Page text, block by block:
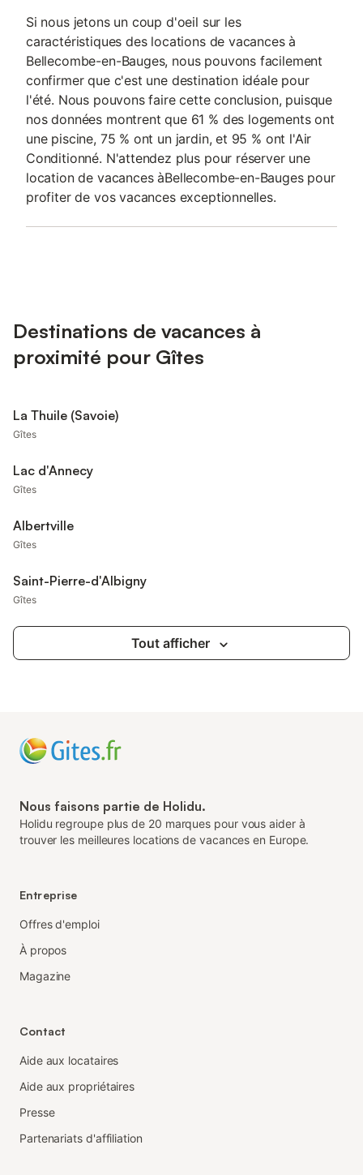
Si nous jetons un coup d'oeil sur les
caractéristiques des locations de vacances à
Bellecombe-en-Bauges, nous pouvons facilement
confirmer que c'est une destination idéale pour
l'été. Nous pouvons faire cette conclusion, puisque
nos données montrent que 61 % des logements ont
une piscine, 75 % ont un jardin, et 95 % ont l'Air
Conditionné. N'attendez plus pour réserver une
location de vacances àBellecombe-en-Bauges pour
profiter de vos vacances exceptionnelles.
Destinations de vacances à
proximité pour Gîtes
La Thuile (Savoie)
Gîtes
Lac d'Annecy
Gîtes
Albertville
Gîtes
Saint-Pierre-d'Albigny
Gîtes
Tout afficher
Nous faisons partie de Holidu.
Holidu regroupe plus de 20 marques pour vous aider à
trouver les meilleures locations de vacances en Europe.
Entreprise
Offres d'emploi
À propos
Magazine
Contact
Aide aux locataires
Aide aux propriétaires
Presse
Partenariats d'affiliation